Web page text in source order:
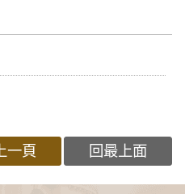
一頁 回最上面